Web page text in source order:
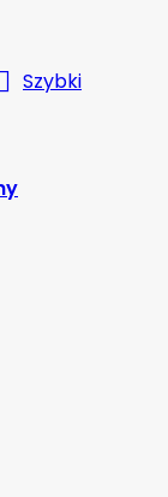
Szybki